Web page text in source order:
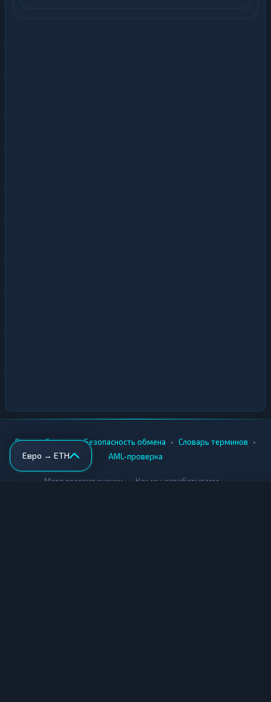
Евро → ETH
Вики • Города • Безопасность обмена • Словарь терминов •
AML-проверка
Методология оценки Как мы зарабатываем